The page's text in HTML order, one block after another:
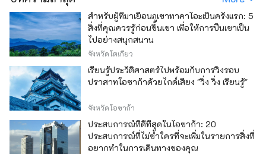
สำหรับผู้ที่มาเยือนภูเขาทาคาโอะเป็นครั้งแรก: 5
สิ่งที่คุณควรรู้ก่อนขึ้นเขา เพื่อให้การปีนเขาเป็น
ไปอย่างสนุกสนาน
จังหวัดโตเกียว
เรียนรู้ประวัติศาสตร์ไปพร้อมกับการวิ่งรอบ
ปราสาทโอซาก้าด้วยไกด์เสียง "วิ่ง วิ่ง เรียนรู้"
จังหวัดโอซาก้า
ประสบการณ์ที่ดีที่สุดในโอซาก้า: 20
ประสบการณ์ที่ไม่ซ้ำใครที่จะเพิ่มในรายการสิ่งที่
อยากทำในการเดินทางของคุณ